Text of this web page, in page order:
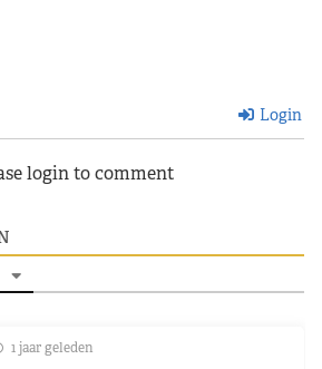
Login
login to comment
1 jaar geleden